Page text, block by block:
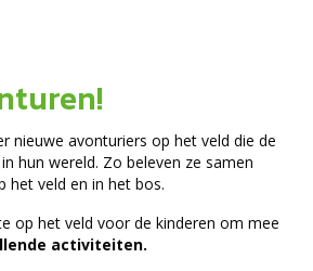
nieuwe avonturiers op het veld die de
hun wereld. Zo beleven ze samen
het veld en in het bos.
op het veld voor de kinderen om mee
activiteiten.